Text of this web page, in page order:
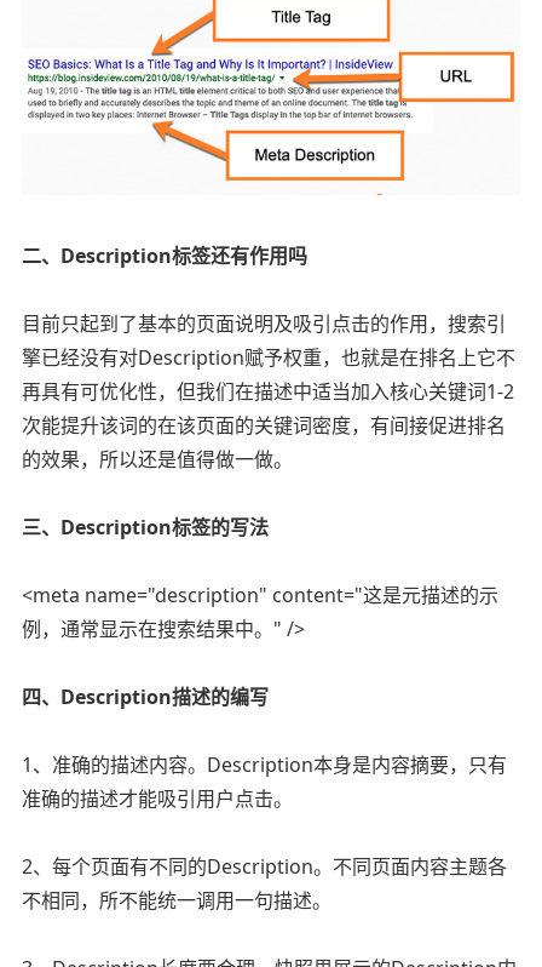
二、Description标签还有作用吗
目前只起到了基本的页面说明及吸引点击的作用，搜索引
擎已经没有对Description赋予权重，也就是在排名上它不
再具有可优化性，但我们在描述中适当加入核心关键词1-2
次能提升该词的在该页面的关键词密度，有间接促进排名
的效果，所以还是值得做一做。
三、Description标签的写法
<meta name="description" content="这是元描述的示
例，通常显示在搜索结果中。" />
四、Description描述的编写
1、准确的描述内容。Description本身是内容摘要，只有
准确的描述才能吸引用户点击。
2、每个页面有不同的Description。不同页面内容主题各
不相同，所不能统一调用一句描述。